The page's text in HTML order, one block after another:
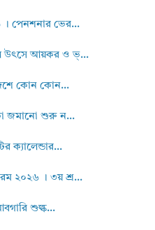
। পেনশনার ভের...
উৎসে আয়কর ও ভ্...
কোন কোন...
জমানো শুরু ন...
ক্যালেন্ডার...
২০২৬ । ৩য় শ্র...
শুল্ক...